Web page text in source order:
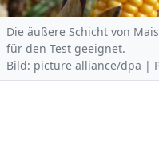
Die äußere Schicht von
für den Test geeignet.
Bild: picture alliance/dpa |